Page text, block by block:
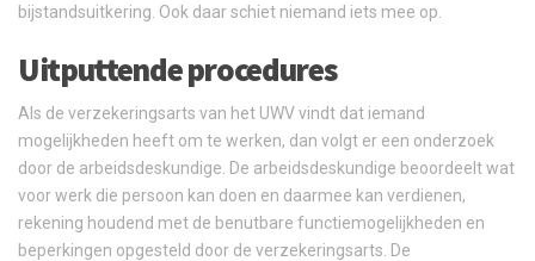
bijstandsuitkering. Ook daar schiet niemand iets mee op.
Uitputtende procedures
Als de verzekeringsarts van het UWV vindt dat iemand
mogelijkheden heeft om te werken, dan volgt er een onderzoek
door de arbeidsdeskundige. De arbeidsdeskundige beoordeelt wat
voor werk die persoon kan doen en daarmee kan verdienen,
rekening houdend met de benutbare functiemogelijkheden en
beperkingen opgesteld door de verzekeringsarts. De